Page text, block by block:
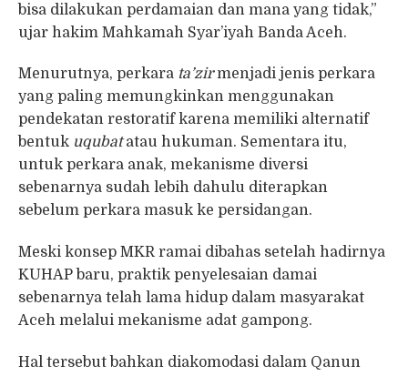
bisa dilakukan perdamaian dan mana yang tidak,”
ujar hakim Mahkamah Syar’iyah Banda Aceh.
Menurutnya, perkara ta’zirmenjadi jenis perkara
yang paling memungkinkan menggunakan
pendekatan restoratif karena memiliki alternatif
bentuk uqubatatau hukuman. Sementara itu,
untuk perkara anak, mekanisme diversi
sebenarnya sudah lebih dahulu diterapkan
sebelum perkara masuk ke persidangan.
Meski konsep MKR ramai dibahas setelah hadirnya
KUHAP baru, praktik penyelesaian damai
sebenarnya telah lama hidup dalam masyarakat
Aceh melalui mekanisme adat gampong.
Hal tersebut bahkan diakomodasi dalam Qanun